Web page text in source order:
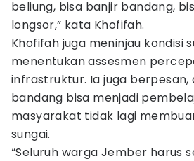
beliung, bisa banjir bandang,
longsor,” kata Khofifah.
Khofifah juga meninjau kondisi
menentukan assesmen
infrastruktur. Ia juga berpesan,
bandang bisa menjadi
masyarakat tidak lagi
sungai.
“Seluruh warga Jember harus